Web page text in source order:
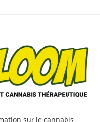
sur le cannabis